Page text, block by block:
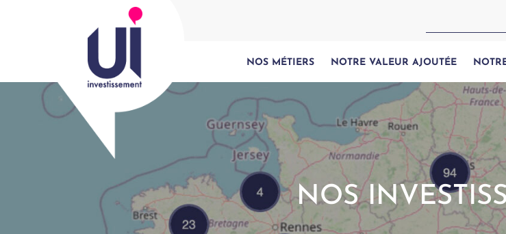
NOS MÉTIERS NOTRE VALEUR AJOUTÉE
NOS